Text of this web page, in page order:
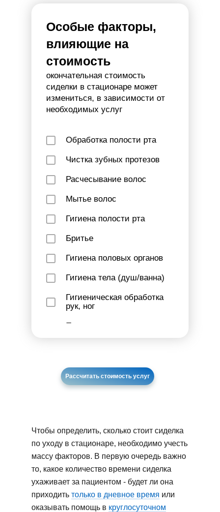
Особые факторы,
влияющие на
стоимость
окончательная стоимость
сиделки в стационаре может
измениться, в зависимости от
необходимых услуг
Обработка полости рта
Чистка зубных протезов
Расчесывание волос
Мытье волос
Гигиена полости рта
Бритье
Гигиена половых органов
Гигиена тела (душ/ванна)
Гигиеническая обработка
рук, ног
Помощь в
Сопровождение больного в
туалет
Смена нижнего белья
Смена подгузников
Помощь в одевании/
переодевании
Разогревание пищи
Рассчитать стоимость услуг
Чтобы определить, сколько стоит сиделка
по уходу в стационаре, необходимо учесть
массу факторов. В первую очередь важно
то, какое количество времени сиделка
ухаживает за пациентом - будет ли она
приходить только в дневное время или
оказывать помощь в круглосуточном